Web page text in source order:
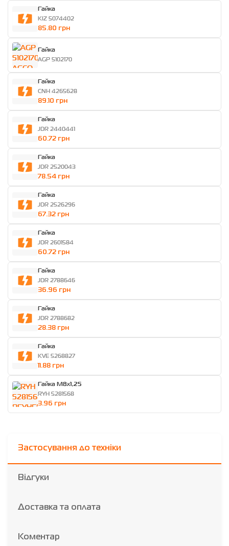
Гайка
KIZ 5074402
85.80 грн
Гайка
AGP 5102170
Гайка
CNH 4265628
89.10 грн
Гайка
JDR 2440441
60.72 грн
Гайка
JDR 2520043
78.54 грн
Гайка
JDR 2526296
67.32 грн
Гайка
JDR 2601584
60.72 грн
Гайка
JDR 2788646
36.96 грн
Гайка
JDR 2788682
28.38 грн
Гайка
KVE 5268827
11.88 грн
Гайка M8x1,25
RYH 5281568
3.96 грн
Застосування до техніки
Відгуки
Доставка та оплата
Коментар